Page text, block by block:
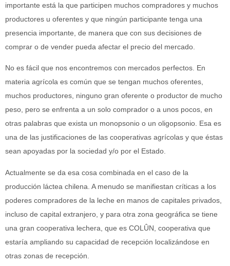
importante está la que participen muchos compradores y muchos
productores u oferentes y que ningún participante tenga una
presencia importante, de manera que con sus decisiones de
comprar o de vender pueda afectar el precio del mercado.
No es fácil que nos encontremos con mercados perfectos. En
materia agrícola es común que se tengan muchos oferentes,
muchos productores, ninguno gran oferente o productor de mucho
peso, pero se enfrenta a un solo comprador o a unos pocos, en
otras palabras que exista un monopsonio o un oligopsonio. Esa es
una de las justificaciones de las cooperativas agrícolas y que éstas
sean apoyadas por la sociedad y/o por el Estado.
Actualmente se da esa cosa combinada en el caso de la
producción láctea chilena. A menudo se manifiestan críticas a los
poderes compradores de la leche en manos de capitales privados,
incluso de capital extranjero, y para otra zona geográfica se tiene
una gran cooperativa lechera, que es COLÛN, cooperativa que
estaría ampliando su capacidad de recepción localizándose en
otras zonas de recepción.